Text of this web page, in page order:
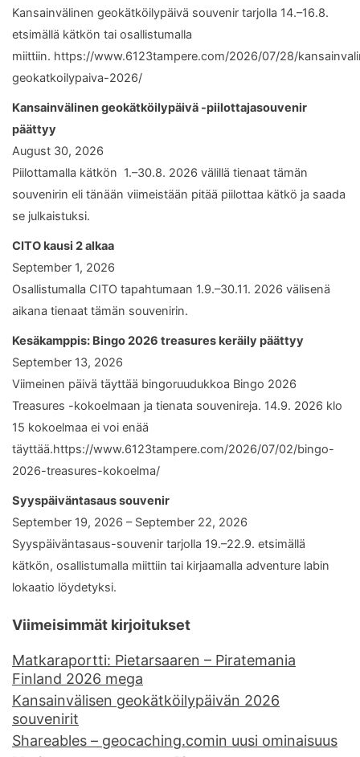
Kansainvälinen geokätköilypäivä souvenir tarjolla 14.–16.8.
etsimällä kätkön tai osallistumalla
miittiin. https://www.6123tampere.com/2026/07/28/
geokatkoilypaiva-2026/
Kansainvälinen geokätköilypäivä -piilottajasouvenir
päättyy
August 30, 2026
Piilottamalla kätkön 1.–30.8. 2026 välillä tienaat tämän
souvenirin eli tänään viimeistään pitää piilottaa kätkö ja saada
se julkaistuksi.
CITO kausi 2 alkaa
September 1, 2026
Osallistumalla CITO tapahtumaan 1.9.–30.11. 2026 välisenä
aikana tienaat tämän souvenirin.
Kesäkamppis: Bingo 2026 treasures keräily päättyy
September 13, 2026
Viimeinen päivä täyttää bingoruudukkoa Bingo 2026
Treasures -kokoelmaan ja tienata souvenireja. 14.9. 2026 klo
15 kokoelmaa ei voi enää
täyttää.https://www.6123tampere.com/2026/07/02/bingo-
2026-treasures-kokoelma/
Syyspäiväntasaus souvenir
September 19, 2026 – September 22, 2026
Syyspäiväntasaus-souvenir tarjolla 19.–22.9. etsimällä
kätkön, osallistumalla miittiin tai kirjaamalla adventure labin
lokaatio löydetyksi.
Viimeisimmät kirjoitukset
Matkaraportti: Pietarsaaren – Piratemania
Finland 2026 mega
Kansainvälisen geokätköilypäivän 2026
souvenirit
Shareables – geocaching.comin uusi ominaisuus